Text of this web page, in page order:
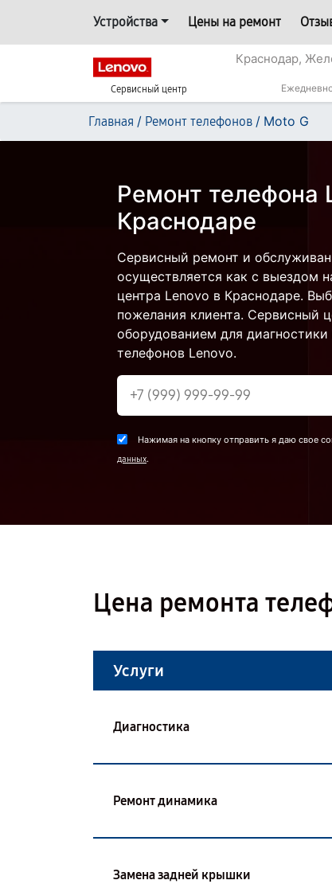
Устройства Цены на ремонт
Сервисный центр
Краснодар,
Главная / Ремонт телефонов / Moto G
Ремонт телефона
Краснодаре
Сервисный ремонт и
осуществляется как с выездом
центра Lenovo в Краснодаре.
пожелания клиента. Сервисный
оборудованием для
телефонов Lenovo.
Нажимая на кнопку отправить я даю свое
данных.
Цена ремонта
Услуги
Диагностика
Ремонт динамика
Замена задней крышки